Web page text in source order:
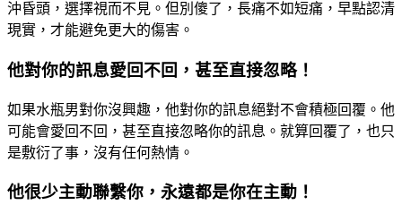
沖昏頭，選擇視而不見。但別傻了，長痛不如短痛，早點認清
現實，才能避免更大的傷害。
他對你的訊息愛回不回，甚至直接忽略！
如果水瓶男對你沒興趣，他對你的訊息絕對不會積極回覆。他
可能會愛回不回，甚至直接忽略你的訊息。就算回覆了，也只
是敷衍了事，沒有任何熱情。
他很少主動聯繫你，永遠都是你在主動！